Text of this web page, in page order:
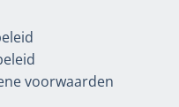
voorwaarden